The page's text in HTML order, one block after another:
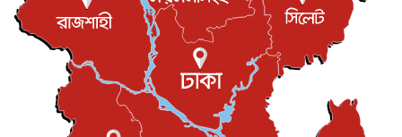
যুক্তরাজ্যে বসবাসরত জাতীয়তাবাদী কুলাউড়াবাসীর মত বিনিময়
সভা...
ইউকে কমিউনিটি ৫ আগস্ট, ২০২৬
প্রধানমন্ত্রীকে সৌদি আরব সফরের আমন্ত্রণ
জাতীয় ৫ আগস্ট, ২০২৬
জুলাই গণ-অভ্যুত্থান দিবস আজ, স্মরণে দেশজুড়ে কর্মসূচি